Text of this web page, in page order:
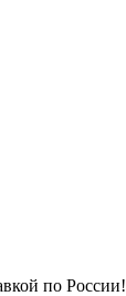
по России!